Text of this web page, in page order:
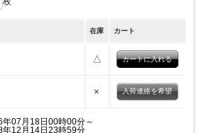
在庫 カート
△
× 入荷連絡を希望
年07月18日00時00分～
年12月14日23時59分